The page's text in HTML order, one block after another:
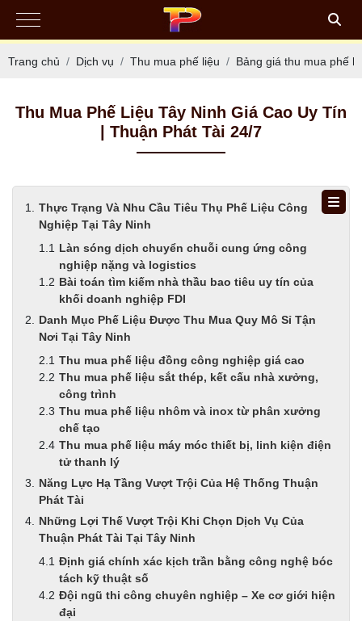
Trang chủ Dịch vụ Thu mua phế liệu Bảng giá thu mua phế
Thu Mua Phế Liệu Tây Ninh Giá Cao Uy Tín
| Thuận Phát Tài 24/7
Thực Trạng Và Nhu Cầu Tiêu Thụ Phế Liệu Công
Nghiệp Tại Tây Ninh
Làn sóng dịch chuyển chuỗi cung ứng công
nghiệp nặng và logistics
Bài toán tìm kiếm nhà thầu bao tiêu uy tín của
khối doanh nghiệp FDI
Danh Mục Phế Liệu Được Thu Mua Quy Mô Sỉ Tận
Nơi Tại Tây Ninh
Thu mua phế liệu đồng công nghiệp giá cao
Thu mua phế liệu sắt thép, kết cấu nhà xưởng,
công trình
Thu mua phế liệu nhôm và inox từ phân xưởng
chế tạo
Thu mua phế liệu máy móc thiết bị, linh kiện điện
tử thanh lý
Năng Lực Hạ Tầng Vượt Trội Của Hệ Thống Thuận
Phát Tài
Những Lợi Thế Vượt Trội Khi Chọn Dịch Vụ Của
Thuận Phát Tài Tại Tây Ninh
Định giá chính xác kịch trần bằng công nghệ bóc
tách kỹ thuật số
Đội ngũ thi công chuyên nghiệp – Xe cơ giới hiện
đại